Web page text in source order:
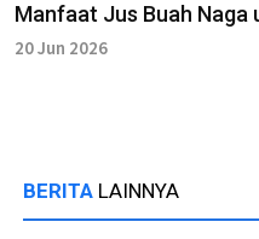
Manfaat Jus Buah Naga
20 Jun 2026
BERITA LAINNYA